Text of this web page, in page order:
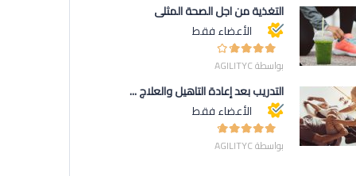
التغذية من أجل الصحة المثلى
الأعضاء فقط
بواسطة AGILITYC
التدريب بعد إعادة التأهيل والعلاج ...
الأعضاء فقط
بواسطة AGILITYC